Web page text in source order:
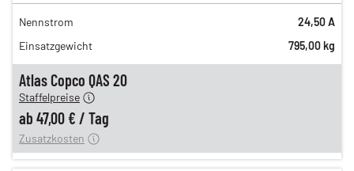
Atlas Copco QAS 20
82,00 €
68,00 €
58,00 €
Staffelpreise
ab 47,00 € / Tag
12,00 €
Zusatzkosten
Nennstrom
24,50 A
Einsatzgewicht
795,00 kg